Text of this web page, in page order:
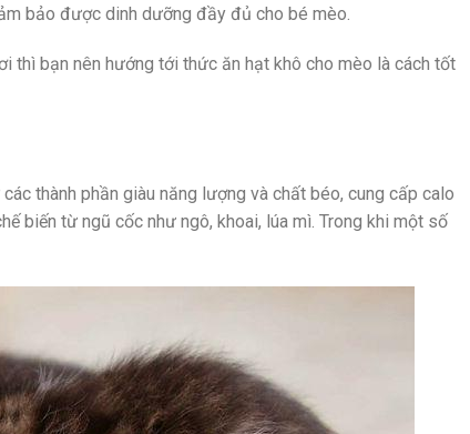
bảo được dinh dưỡng đầy đủ cho bé mèo.
thì bạn nên hướng tới thức ăn hạt khô cho mèo là cách tốt
thành phần giàu năng lượng và chất béo, cung cấp calo
biến từ ngũ cốc như ngô, khoai, lúa mì. Trong khi một số